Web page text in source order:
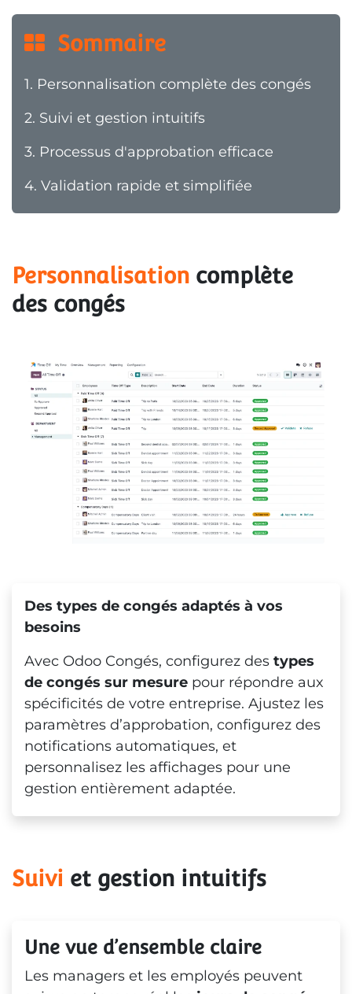
  Sommaire
1. Personnalisation complète des congés
2. Suivi et gestion intuitifs
3. Processus d'approbation efficace
4. Validation rapide et simplifiée
Personnalisation complète
des congés
Des types de congés adaptés à vos
besoins
Avec Odoo Congés, configurez des types
de congés sur mesure pour répondre aux
spécificités de votre entreprise. Ajustez les
paramètres d’approbation, configurez des
notifications automatiques, et
personnalisez les affichages pour une
gestion entièrement adaptée.
Suivi et gestion intuitifs
Une vue d’ensemble claire
Les managers et les employés peuvent